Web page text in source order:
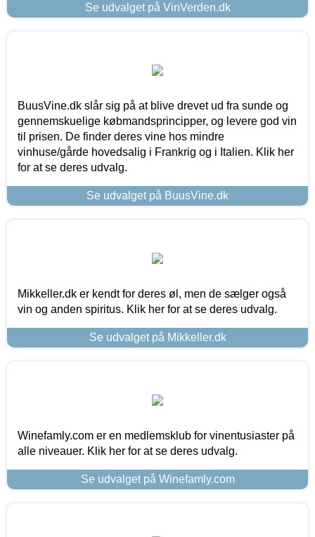
Se udvalget på VinVerden.dk
BuusVine.dk slår sig på at blive drevet ud fra sunde og
gennemskuelige købmandsprincipper, og levere god vin
til prisen. De finder deres vine hos mindre
vinhuse/gårde hovedsalig i Frankrig og i Italien. Klik her
for at se deres udvalg.
Se udvalget på BuusVine.dk
Mikkeller.dk er kendt for deres øl, men de sælger også
vin og anden spiritus. Klik her for at se deres udvalg.
Se udvalget på Mikkeller.dk
Winefamly.com er en medlemsklub for vinentusiaster på
alle niveauer. Klik her for at se deres udvalg.
Se udvalget på Winefamly.com